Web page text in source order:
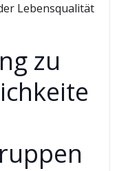
Lebensqualität
zu